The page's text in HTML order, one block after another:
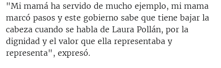
"Mi mamá ha servido de mucho ejemplo, mi mama
marcó pasos y este gobierno sabe que tiene bajar la
cabeza cuando se habla de Laura Pollán, por la
dignidad y el valor que ella representaba y
representa", expresó.